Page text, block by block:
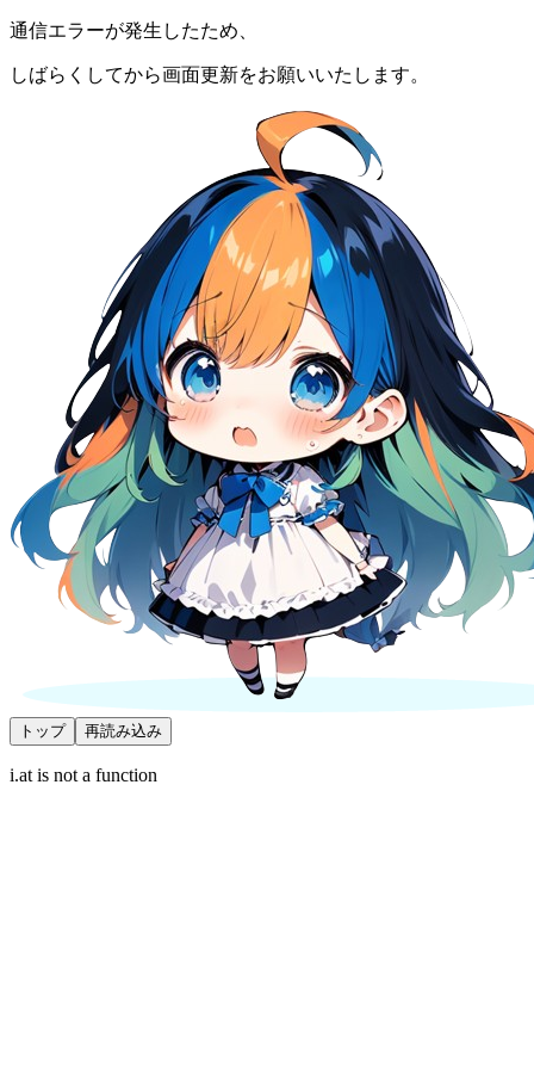
通信エラーが発生したため、
しばらくしてから画面更新をお願いいたします。
トップ 再読み込み
i.at is not a function